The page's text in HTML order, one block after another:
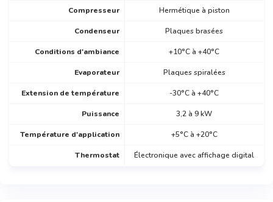
Compresseur Hermétique à piston
Condenseur Plaques brasées
Conditions d'ambiance +10°C à +40°C
Evaporateur Plaques spiralées
Extension de température -30°C à +40°C
Puissance 3,2 à 9 kW
Température d'application +5°C à +20°C
Thermostat Électronique avec affichage digital